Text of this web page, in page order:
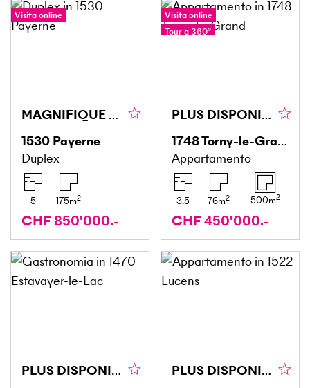
Visita online
MAGNIFIQUE DUPLEX ATYPIQUE ET SPACIEUX
1530 Payerne
Duplex
5 175m2
CHF 850'000.-
Visita online
Tour a 360°
PLUS DISPONIBLE
1748Torny-le-Grand
Appartamento
3.5 76m2 500m2
CHF 450'000.-
PLUS DISPONIBLE
PLUS DISPONIBLE